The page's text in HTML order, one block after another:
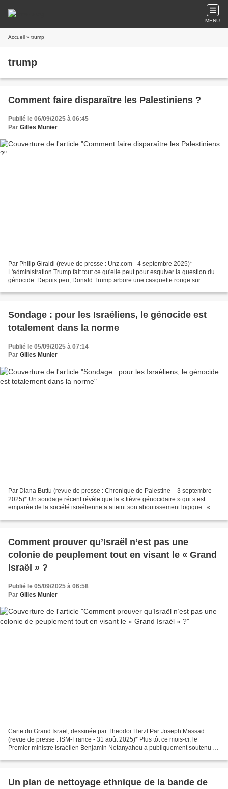
MENU
Accueil » trump
trump
Comment faire disparaître les Palestiniens ?
Publié le 06/09/2025 à 06:45
Par Gilles Munier
Par Philip Giraldi (revue de presse : Unz.com - 4 septembre 2025)*
L'administration Trump fait tout ce qu'elle peut pour esquiver la question du
génocide. Depuis peu, Donald Trump arbore une casquette rouge sur
Sondage : pour les Israéliens, le génocide est
totalement dans la norme
Publié le 05/09/2025 à 07:14
Par Gilles Munier
Par Diana Buttu (revue de presse : Chronique de Palestine – 3 septembre
2025)* Un sondage récent révèle que la « fièvre génocidaire » qui s’est
emparée de la société israélienne a atteint son aboutissement logique : « Si
Comment prouver qu’Israël n’est pas une
colonie de peuplement tout en visant le « Grand
Israël » ?
Publié le 05/09/2025 à 06:58
Par Gilles Munier
Carte du Grand Israël, dessinée par Theodor Herzl Par Joseph Massad
(revue de presse : ISM-France - 31 août 2025)* Plus tôt ce mois-ci, le
Premier ministre israélien Benjamin Netanyahou a publiquement soutenu le
Un plan de nettoyage ethnique de la bande de